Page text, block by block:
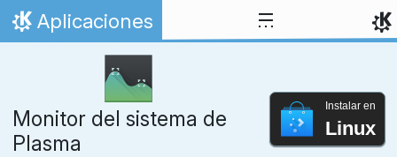
Ir al contenido
Inicio
Aplicaciones
Monitor del sistema de
Plasma
Instalar en
Linux